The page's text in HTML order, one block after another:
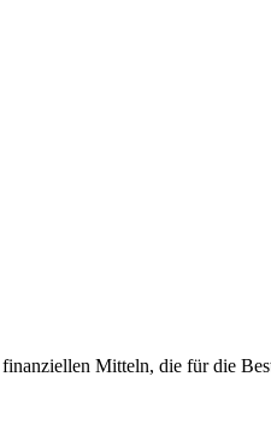
Mitteln, die für die